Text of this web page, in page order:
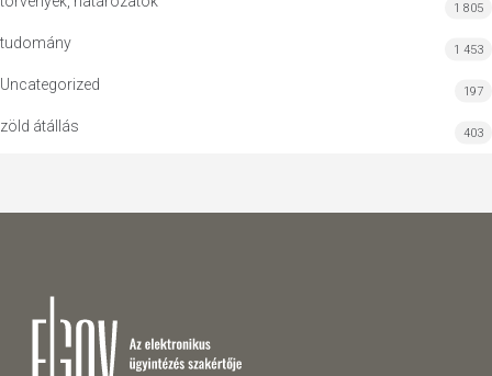
1 805
tudomány 1 453
Uncategorized 197
zöld átállás 403